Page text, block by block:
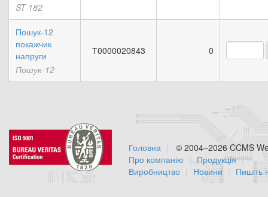
ST 182
Пошук-12
покажчик
напруги
Пошук-12
Т0000020843 0
© 2004–2026 CCMS
Головна
Про компанію
Продукція
Виробництво
Новини Пишіть